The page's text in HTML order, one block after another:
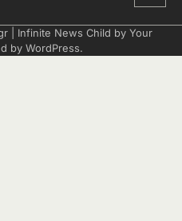
| Infinite News Child by Your
by WordPress.